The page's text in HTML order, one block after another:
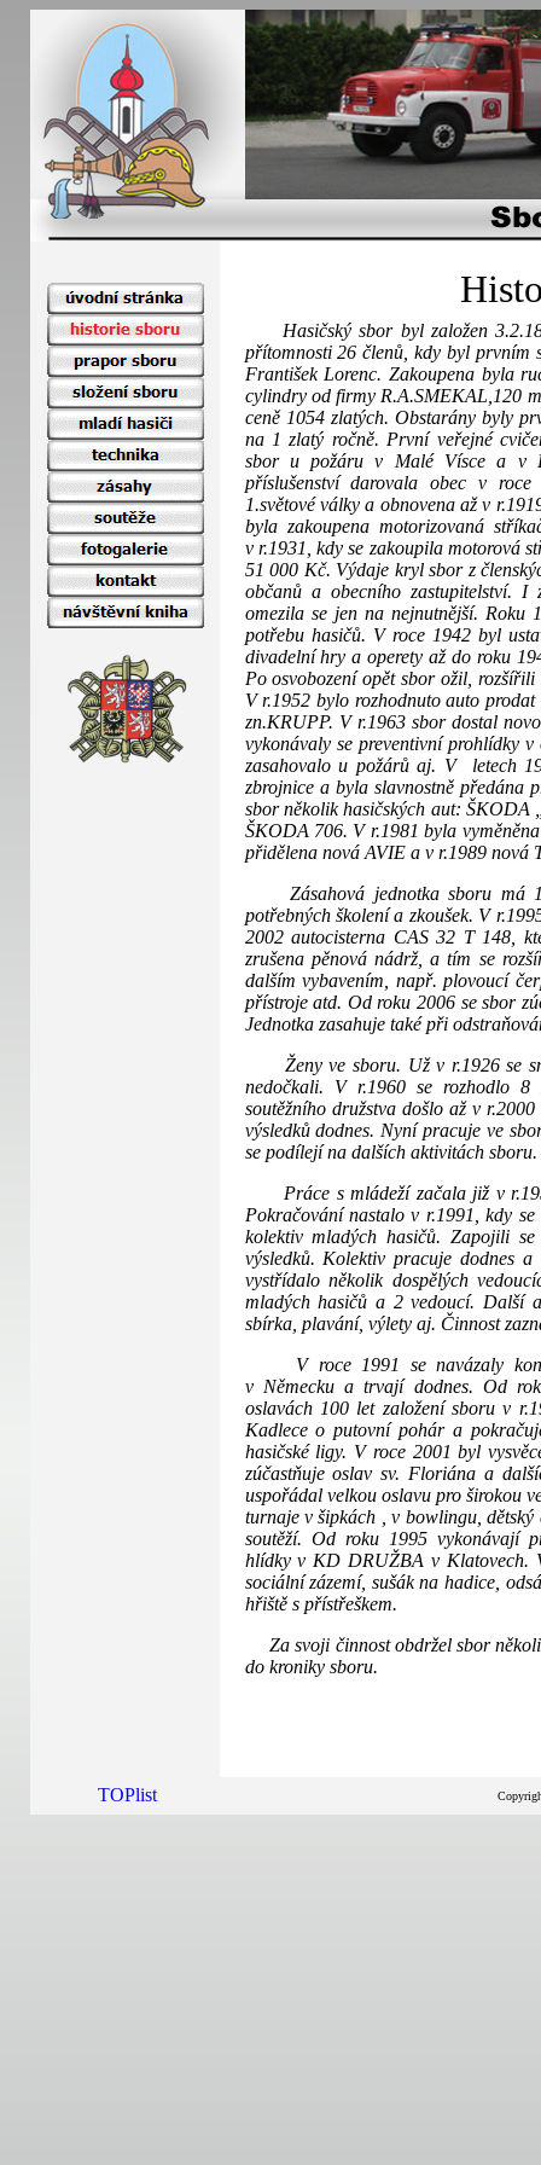
Hasičský sbor byl založen
přítomnosti 26 členů, kdy byl prvním
František Lorenc. Zakoupena byla
cylindry od firmy R.A.SMEKAL,120
ceně 1054 zlatých. Obstarány byly
na 1 zlatý ročně. První veřejné
sbor u požáru v Malé Vísce a v
příslušenství darovala obec v
1.světové války a obnovena až v
byla zakoupena motorizovaná
v r.1931, kdy se zakoupila motorová
51 000 Kč. Výdaje kryl sbor z
občanů a obecního zastupitelství. I
omezila se jen na nejnutnější. Roku
potřebu hasičů. V roce 1942 byl
divadelní hry a operety až do roku
Po osvobození opět sbor ožil,
V r.1952 bylo rozhodnuto auto
zn.KRUPP. V r.1963 sbor dostal
vykonávaly se preventivní prohlídky v
zasahovalo u požárů aj. V letech
zbrojnice a byla slavnostně předána
sbor několik hasičských aut:
ŠKODA 706. V r.1981 byla
přidělena nová AVIE a v r.1989 nová
Zásahová jednotka sboru má 18
potřebných školení a zkoušek. V
2002 autocisterna CAS 32 T 148,
zrušena pěnová nádrž, a tím se
dalším vybavením, např. plovoucí
přístroje atd. Od roku 2006 se sbor
Jednotka zasahuje také při
Ženy ve sboru. Už v r.1926 se
nedočkali. V r.1960 se rozhodlo
soutěžního družstva došlo až v
výsledků dodnes. Nyní pracuje ve
se podílejí na dalších aktivitách sboru.
Práce s mládeží začala již v
Pokračování nastalo v r.1991, kdy
kolektiv mladých hasičů. Zapojili
výsledků. Kolektiv pracuje dodnes
vystřídalo několik dospělých
mladých hasičů a 2 vedoucí. Další
sbírka, plavání, výlety aj. Činnost
V roce 1991 se navázaly
v Německu a trvají dodnes. Od
oslavách 100 let založení sboru v
Kadlece o putovní pohár a
hasičské ligy. V roce 2001 byl
zúčastňuje oslav sv. Floriána a
uspořádal velkou oslavu pro širokou
turnaje v šipkách , v bowlingu,
soutěží. Od roku 1995 vykonávají
hlídky v KD DRUŽBA v Klatovech.
sociální zázemí, sušák na hadice,
hřiště s přístřeškem.
Za svoji činnost obdržel sbor
do kroniky sboru.